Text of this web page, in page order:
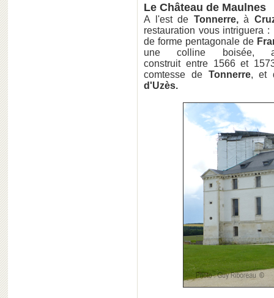
Le Château de Maulnes
A l'est de Tonnerre,à
restauration vous intriguera
de forme pentagonale de
une colline
construit entre 1566 et
comtesse de Tonnerre, et
d'Uzès.